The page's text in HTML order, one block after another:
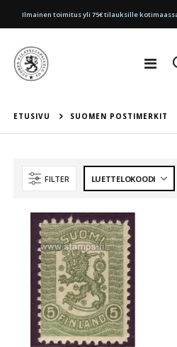
Ilmainen toimitus yli 75€ tilauksille
ETUSIVU SUOMEN POSTIMERKIT
FILTER